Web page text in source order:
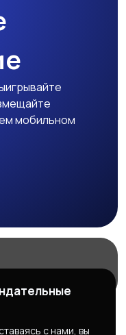
мобильном
Заказ
с нами, вы